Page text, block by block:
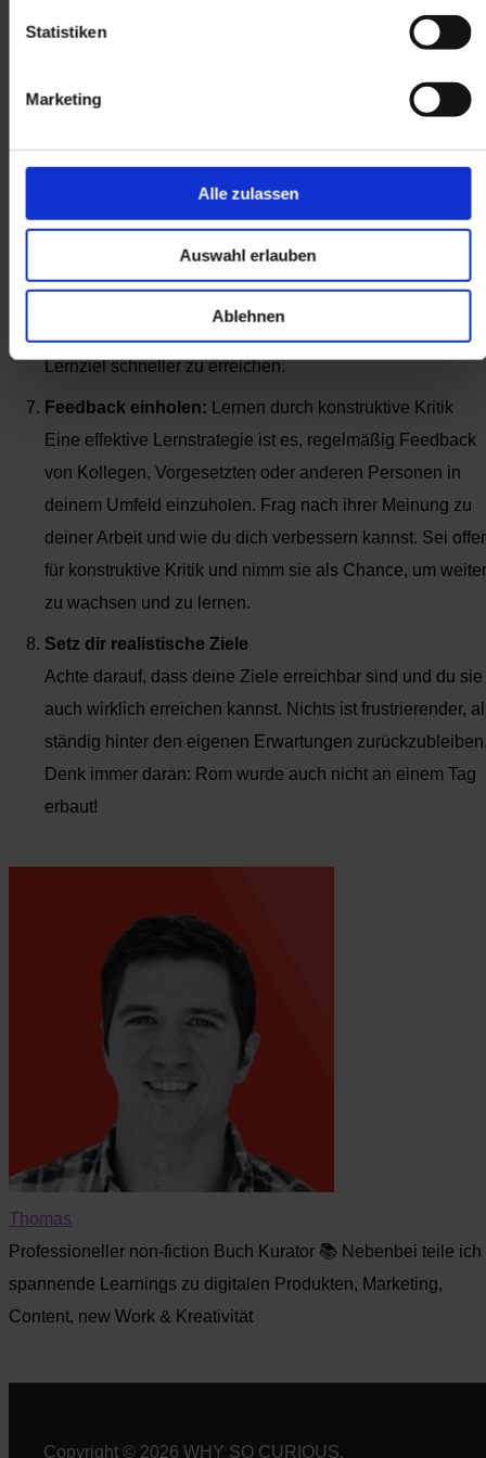
Statistiken
Marketing
Alle zulassen
Auswahl erlauben
Ablehnen
Themen, die für deine Arbeit relevant sind oder dich
jeden Monat ein Sachbuch zu lesen, und teile das
Lerntechniken anwenden:Eselsbrücken bauen und Co.
Nutze bewährte Lerntechniken, um dir das Lernen zu
erleichtern. Eselsbrücken, Mindmaps oder Karteikarten
helfen dir dabei, Informationen besser zu strukturieren
Lernziel schneller zu erreichen.
Feedback einholen: Lernen durch konstruktive Kritik
Eine effektive Lernstrategie ist es, regelmäßig Feedback
von Kollegen, Vorgesetzten oder anderen Personen in
deinem Umfeld einzuholen. Frag nach ihrer Meinung zu
deiner Arbeit und wie du dich verbessern kannst. Sei
für konstruktive Kritik und nimm sie als Chance, um weiter
zu wachsen und zu lernen.
Setz dir realistische Ziele
Achte darauf, dass deine Ziele erreichbar sind und du sie
auch wirklich erreichen kannst. Nichts ist frustrierender,
ständig hinter den eigenen Erwartungen
Denk immer daran: Rom wurde auch nicht an einem Tag
erbaut!
Thomas
Professioneller non-fiction Buch Kurator 📚 Nebenbei teile ich
spannende Learnings zu digitalen Produkten, Marketing,
Content, new Work & Kreativität
Copyright © 2026 WHY SO CURIOUS.